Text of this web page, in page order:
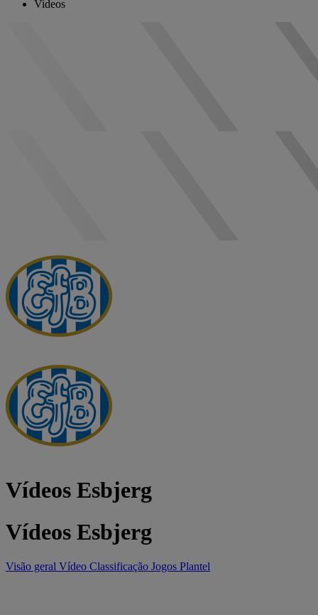
Videos
Vídeos Esbjerg
Vídeos Esbjerg
Visão geral Vídeo Classificação Jogos Plantel